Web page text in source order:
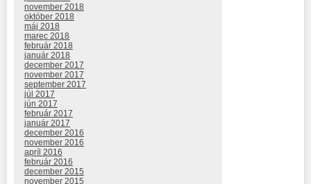
november 2018
október 2018
máj 2018
marec 2018
február 2018
január 2018
december 2017
november 2017
september 2017
júl 2017
jún 2017
február 2017
január 2017
december 2016
november 2016
apríl 2016
február 2016
december 2015
november 2015